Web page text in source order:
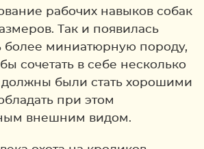
рабочих навыков собак
Так и появилась
более миниатюрную породу,
сочетать в себе несколько
должны были стать хорошими
при этом
внешним видом.